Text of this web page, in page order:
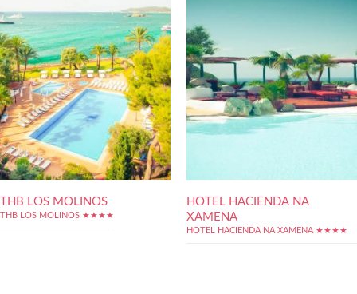
THB LOS MOLINOS
THB LOS MOLINOS ★★★★
HOTEL HACIENDA NA
XAMENA
HOTEL HACIENDA NA XAMENA ★★★★